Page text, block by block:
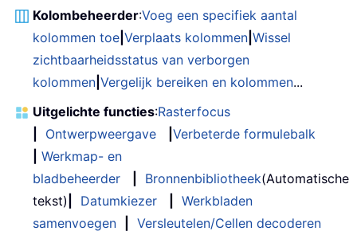
Kolombeheerder:Voeg een specifiek aantal
kolommen toe Verplaats kolommen Wissel
zichtbaarheidsstatus van verborgen
kolommen Vergelijk bereiken en kolommen...
Uitgelichte functies:Rasterfocus
Ontwerpweergave
Verbeterde formulebalk
Werkmap- en
bladbeheerder
Bronnenbibliotheek(Automatische
tekst)
Datumkiezer
Werkbladen
samenvoegen
Versleutelen/Cellen decoderen